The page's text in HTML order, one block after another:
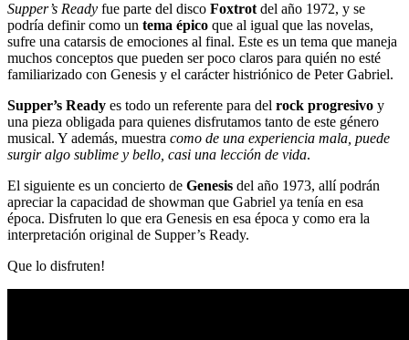
Supper’s Ready fue parte del disco Foxtrot del año 1972, y se
podría definir como un tema épico que al igual que las novelas,
sufre una catarsis de emociones al final. Este es un tema que maneja
muchos conceptos que pueden ser poco claros para quién no esté
familiarizado con Genesis y el carácter histriónico de Peter Gabriel.
Supper’s Ready es todo un referente para del rock progresivo y
una pieza obligada para quienes disfrutamos tanto de este género
musical. Y además, muestra como de una experiencia mala, puede
surgir algo sublime y bello, casi una lección de vida.
El siguiente es un concierto de Genesis del año 1973, allí podrán
apreciar la capacidad de showman que Gabriel ya tenía en esa
época. Disfruten lo que era Genesis en esa época y como era la
interpretación original de Supper’s Ready.
Que lo disfruten!